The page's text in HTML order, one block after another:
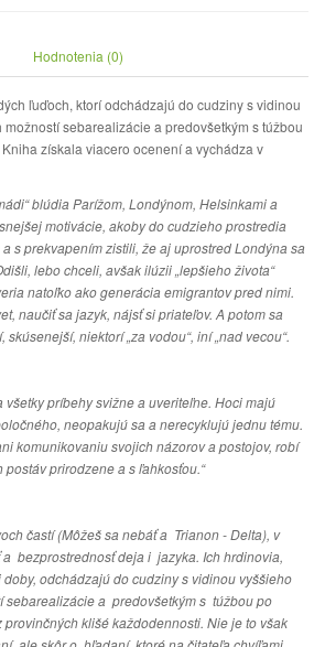
Hodnotenia (0)
ľuďoch, ktorí odchádzajú do cudziny s vidinou
sebarealizácie a predovšetkým s túžbou
získala viacero ocenení a vychádza v
blúdia Parížom, Londýnom, Helsinkami a
motivácie, akoby do cudzieho prostredia
s prekvapením zistili, že aj uprostred Londýna sa
lebo chceli, avšak ilúzii „lepšieho života“
natoľko ako generácia emigrantov pred nimi.
naučiť sa jazyk, nájsť si priateľov. A potom sa
niektorí „za vodou“, iní „nad vecou“.
všetky príbehy svižne a uveriteľne. Hoci majú
neopakujú sa a nerecyklujú jednu tému.
komunikovaniu svojich názorov a postojov, robí
prirodzene a s ľahkosťou.“
častí (Môžeš sa nebáť a Trianon - Delta), v
bezprostrednosť deja i jazyka. Ich hrdinovia,
doby, odchádzajú do cudziny s vidinou vyššieho
sebarealizácie a predovšetkým s túžbou po
klišé každodennosti. Nie je to však